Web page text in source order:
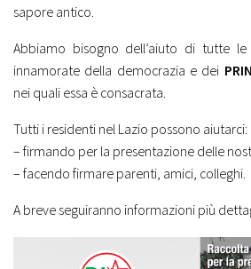
sapore antico.
Abbiamo bisogno dell’aiuto di tutte le
innamorate della democrazia e dei
nei quali essa è consacrata.
Tutti i residenti nel Lazio possono aiutarci:
– firmando per la presentazione delle
– facendo firmare parenti, amici, colleghi.
A breve seguiranno informazioni più